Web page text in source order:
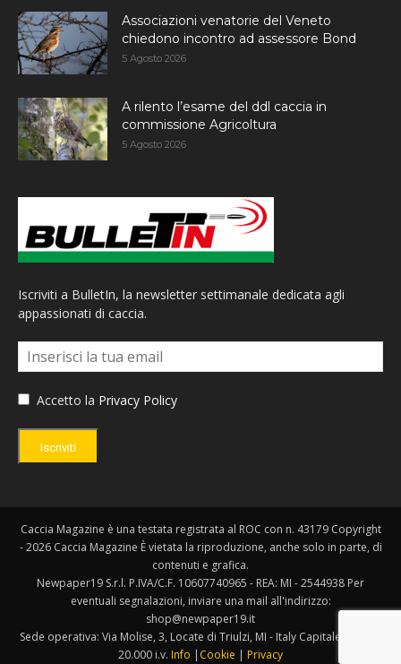
Associazioni venatorie del Veneto
chiedono incontro ad assessore Bond
5 Agosto 2026
A rilento l’esame del ddl caccia in
commissione Agricoltura
5 Agosto 2026
Iscriviti a BulletIn, la newsletter settimanale dedicata agli
appassionati di caccia.
Accetto la Privacy Policy
Iscriviti
Caccia Magazine è una testata registrata al ROC con n. 43179 Copyright
- 2026 Caccia Magazine È vietata la riproduzione, anche solo in parte, di
contenuti e grafica.
Newpaper19 S.r.l. P.IVA/C.F. 10607740965 - REA: MI - 2544938 Per
eventuali segnalazioni, inviare una mail all'indirizzo:
shop@newpaper19.it
Sede operativa: Via Molise, 3, Locate di Triulzi, MI - Italy Capitale Sociale:
20.000 i.v. Info | Cookie | Privacy